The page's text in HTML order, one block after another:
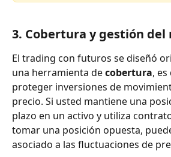
3. Cobertura y gestión del
El trading con futuros se diseñó
una herramienta de cobertura, es
proteger inversiones de
precio. Si usted mantiene una
plazo en un activo y utiliza
tomar una posición opuesta,
asociado a las fluctuaciones de